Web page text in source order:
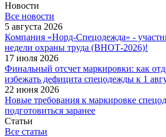
Новости
Все новости
5 августа 2026
Компания «Норд-Спецодежда» -
недели охраны труда (ВНОТ-2026)!
17 июля 2026
Финальный отсчет маркировки: как
избежать дефицита спецодежды к 1
22 июня 2026
Новые требования к маркировке
подготовиться заранее
Статьи
Все статьи